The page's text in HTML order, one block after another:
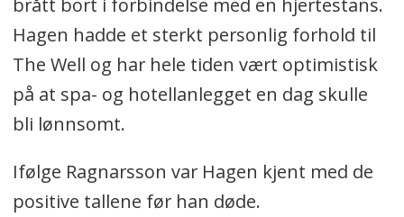
Hagen hadde et sterkt personlig forhold til
The Well og har hele tiden vært optimistisk
på at spa- og hotellanlegget en dag skulle
bli lønnsomt.
Ifølge Ragnarsson var Hagen kjent med de
positive tallene før han døde.